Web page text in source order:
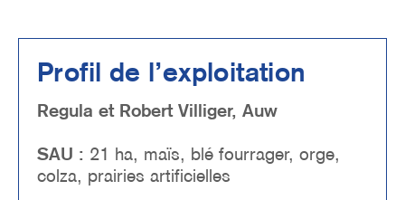
Profil de l’exploitation
Regula et Robert Villiger, Auw
SAU : 21 ha, maïs, blé fourrager, orge,
colza, prairies artificielles